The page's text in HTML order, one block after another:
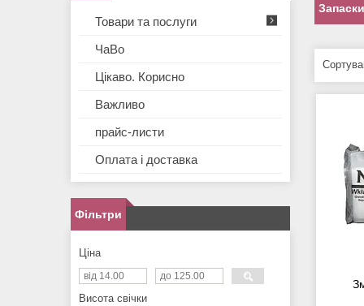
Товари та послуги
ЧаВо
Цікаво. Корисно
Важливо
прайс-листи
Оплата і доставка
Фільтри
Ціна
Висота свічки